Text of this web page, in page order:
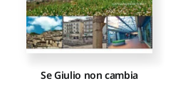
Newsletter
Se Giulio non cambia